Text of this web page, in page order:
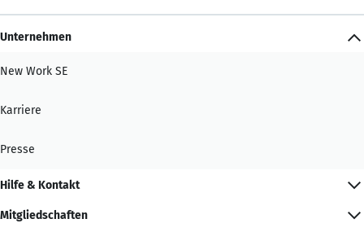
Unternehmen
New Work SE
Karriere
Presse
Hilfe & Kontakt
Mitgliedschaften